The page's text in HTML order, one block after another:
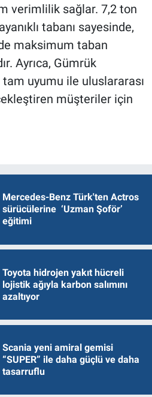
verimlilik sağlar. 7,2 ton
tabanı sayesinde,
maksimum taban
Ayrıca, Gümrük
tam uyumu ile uluslararası
müşteriler için
Mercedes-Benz Türk'ten Actros
sürücülerine ‘Uzman Şoför’
eğitimi
Toyota hidrojen yakıt hücreli
lojistik ağıyla karbon salımını
azaltıyor
Scania yeni amiral gemisi
“SUPER” ile daha güçlü ve daha
tasarruflu